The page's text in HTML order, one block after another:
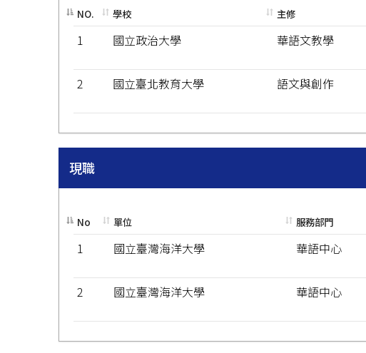
NO. 學校 主修
1 國立政治大學 華語文教學
2 國立臺北教育大學 語文與創作
現職
No 單位 服務部門
1 國立臺灣海洋大學 華語中心
2 國立臺灣海洋大學 華語中心